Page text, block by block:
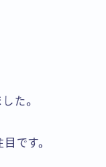
た。
です。